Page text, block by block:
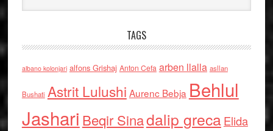
TAGS
albano kolonjari alfons Grishaj Anton Cefa arben llalla asllan
Bushati Astrit Lulushi Aurenc Bebja Behlul
Jashari Beqir Sinadalip grecaElida